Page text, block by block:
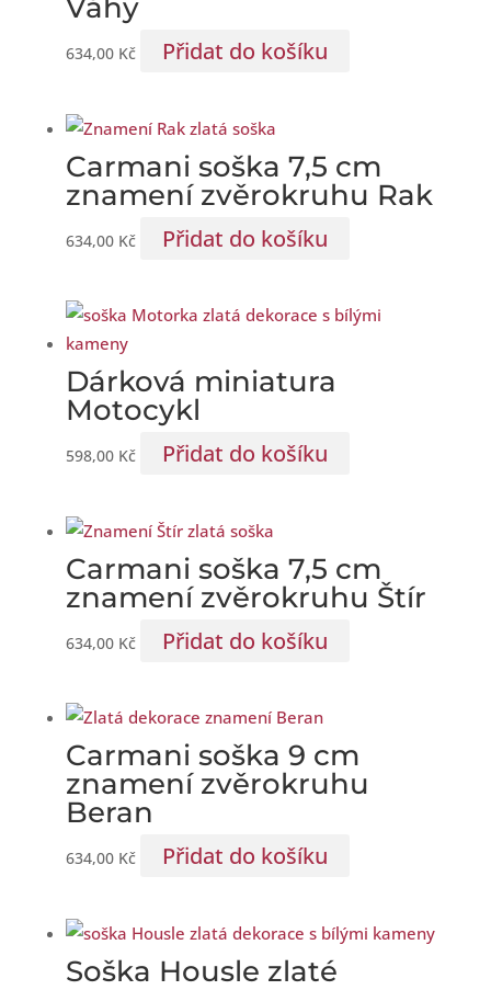
Váhy
634,00 Kč Přidat do košíku
Carmani soška 7,5 cm
znamení zvěrokruhu Rak
634,00 Kč Přidat do košíku
Dárková miniatura
Motocykl
598,00 Kč Přidat do košíku
Carmani soška 7,5 cm
znamení zvěrokruhu Štír
634,00 Kč Přidat do košíku
Carmani soška 9 cm
znamení zvěrokruhu
Beran
634,00 Kč Přidat do košíku
Soška Housle zlaté